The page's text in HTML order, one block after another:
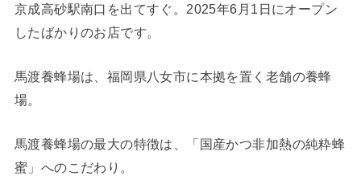
京成高砂駅南口を出てすぐ。2025年6月1日にオープン
したばかりのお店です。
馬渡養蜂場は、福岡県八女市に本拠を置く老舗の養蜂
場。
馬渡養蜂場の最大の特徴は、「国産かつ非加熱の純粋蜂
蜜」へのこだわり。